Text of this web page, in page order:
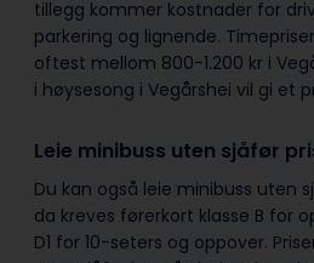
tillegg kommer kostnader for
parkering og lignende.
oftest mellom 800-1.200 kr i
i høysesong i Vegårshei vil gi et
Leie minibuss uten sjåfør
Du kan også leie minibuss uten
da kreves førerkort klasse B for
D1 for 10-seters og oppover.